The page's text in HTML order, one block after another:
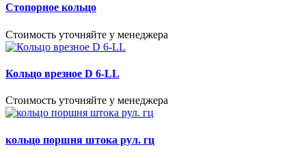
Стопорное кольцо
Стоимость уточняйте у менеджера
Кольцо врезное D 6-LL
Стоимость уточняйте у менеджера
кольцо поршня штока рул. гц